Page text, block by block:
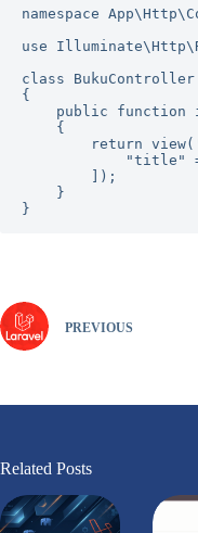
namespace
use
class
{
PREVIOUS
Related Posts